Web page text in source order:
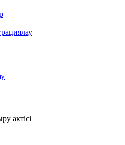
актісі